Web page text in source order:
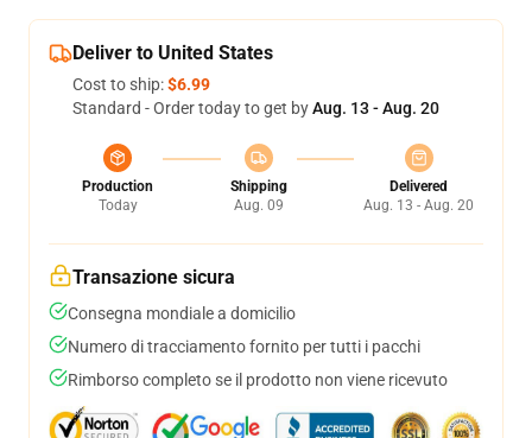
Deliver to United States
Cost to ship:$6.99
Standard - Order today to get byAug. 13 - Aug. 20
Production
Today
Shipping
Aug. 09
Delivered
Aug. 13 - Aug. 20
Transazione sicura
Consegna mondiale a domicilio
Numero di tracciamento fornito per tutti i pacchi
Rimborso completo se il prodotto non viene ricevuto